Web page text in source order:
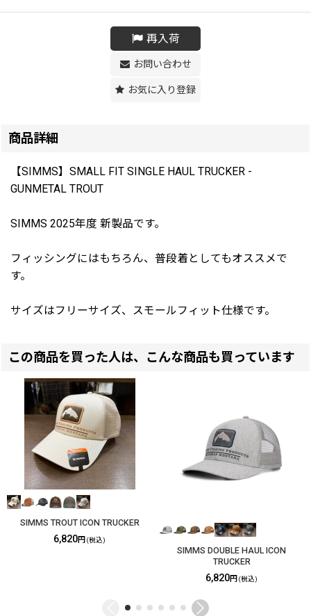
再入荷
お問い合わせ
お気に入り登録
商品詳細
【SIMMS】SMALL FIT SINGLE HAUL TRUCKER -
GUNMETAL TROUT
SIMMS 2025年度 新製品です。
フィッシングにはもちろん、普段着としてもオススメで
す。
サイズはフリーサイズ、スモールフィット仕様です。
この商品を買った人は、こんな商品も買っています
SIMMS TROUT ICON TRUCKER
6,820円 (税込)
SIMMS DOUBLE HAUL ICON
TRUCKER
6,820円 (税込)